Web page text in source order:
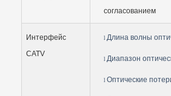
согласованием
Интерфейс
CATV
lДлина волны
lДиапазон
lОптические